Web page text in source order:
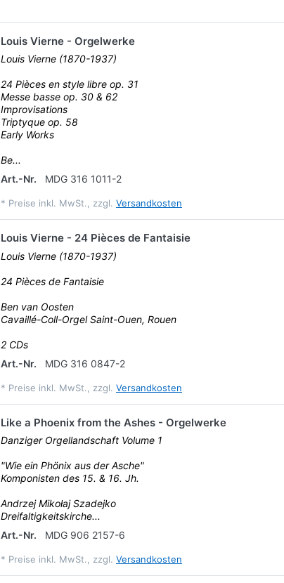
Louis Vierne - Orgelwerke
Louis Vierne (1870-1937)
24 Pièces en style libre op. 31
Messe basse op. 30 & 62
Improvisations
Triptyque op. 58
Early Works
Be...
Art.-Nr.
MDG 316 1011-2
* Preise inkl. MwSt., zzgl. Versandkosten
Louis Vierne - 24 Pièces de Fantaisie
Louis Vierne (1870-1937)
24 Pièces de Fantaisie
Ben van Oosten
Cavaillé-Coll-Orgel Saint-Ouen, Rouen
2 CDs
Art.-Nr.
MDG 316 0847-2
* Preise inkl. MwSt., zzgl. Versandkosten
Like a Phoenix from the Ashes - Orgelwerke
Danziger Orgellandschaft Volume 1
"Wie ein Phönix aus der Asche"
Komponisten des 15. & 16. Jh.
Andrzej Mikołaj Szadejko
Dreifaltigkeitskirche...
Art.-Nr.
MDG 906 2157-6
* Preise inkl. MwSt., zzgl. Versandkosten